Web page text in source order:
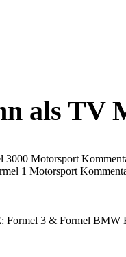
als TV
3000 Motorsport
1 Motorsport
Formel 3 & Formel BMW